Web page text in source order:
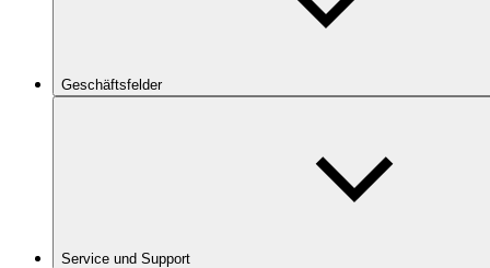
Geschäftsfelder
Service und Support